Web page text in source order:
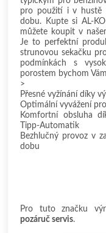
pro použití i v hustě
dobu. Kupte si AL-
můžete koupit v
Je to perfektní
strunovou sekačku
podmínkách s
porostem bychom
>
Přesné vyžínání díky
Optimální vyvážení
Komfortní obsluha
Tipp-Automatik
Bezhlučný provoz v
dobu
Pro tuto značku
pozáruč servis.